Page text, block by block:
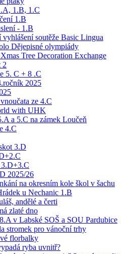
1.B, 1.C
1.B
- 1.B
vyhlášení soutěže Basic Lingua
Dějepisné olympiády
Tree Decoration Exchange
2
5. C + 8 .C
2025
ze 4.C
with UHK
a 5.C na zámek Loučeň
4.C
3.D
2025/26
na okresním kole škol v šachu
u Nechanic 1.B
andělé a čerti
zlaté dno
v Labské SOŠ a SOU Pardubice
stromek pro vánoční trhy
florbalky
ryba uvnitř?